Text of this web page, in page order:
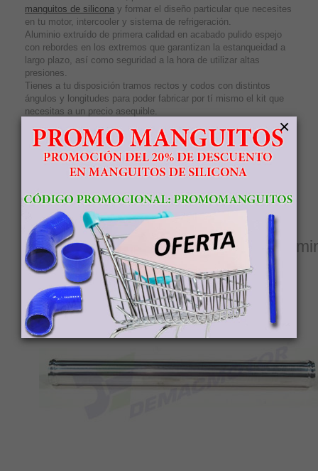
manguitos de silicona y formar el diseño particular que necesites
en tu motor, intercooler y sistema de refrigeración.
Aluminio extruído de primera calidad en acabado pulido espejo
con rebordes en los extremos que garantizan la estanqueidad a
largo plazo, así como seguridad a la hora de utilizar altas
presiones.
Tienes a tu disposición tramos rectos y codos con distintos
ángulos y longitudes para poder fabricar por tí mismo el kit que
necesitas a un precio asequible.
Características principales:
Tramo recto.
Longitud total 500mm.
Diámetro externo 57mm, 2.25" pulgadas
Espesor de pared 2mm
Acabado pulido a espejo
Ver dibujo y medidas del tubo de
×